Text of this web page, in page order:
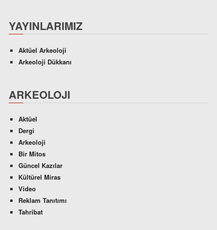
YAYINLARIMIZ
Aktüel Arkeoloji
Arkeoloji Dükkanı
ARKEOLOJI
Aktüel
Dergi
Arkeoloji
Bir Mitos
Güncel Kazılar
Kültürel Miras
Video
Reklam Tanıtımı
Tahribat